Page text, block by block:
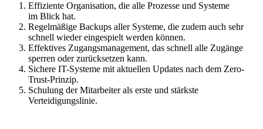
Effiziente Organisation, die alle Prozesse und Systeme
im Blick hat.
Regelmäßige Backups aller Systeme, die zudem auch sehr
schnell wieder eingespielt werden können.
Effektives Zugangsmanagement, das schnell alle Zugänge
sperren oder zurücksetzen kann.
Sichere IT-Systeme mit aktuellen Updates nach dem Zero-
Trust-Prinzip.
Schulung der Mitarbeiter als erste und stärkste
Verteidigungslinie.